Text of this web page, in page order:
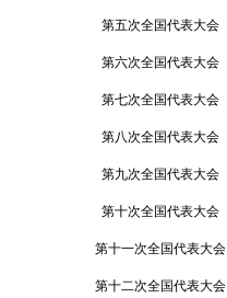
第五次全国代表大会
第六次全国代表大会
第七次全国代表大会
第八次全国代表大会
第九次全国代表大会
第十次全国代表大会
第十一次全国代表大会
第十二次全国代表大会